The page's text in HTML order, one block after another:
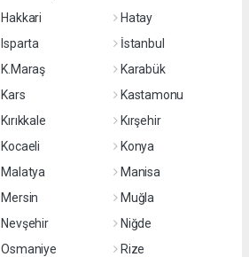
Hakkari
Hatay
Isparta
İstanbul
K.Maraş
Karabük
Kars
Kastamonu
Kırıkkale
Kırşehir
Kocaeli
Konya
Malatya
Manisa
Mersin
Muğla
Nevşehir
Niğde
Osmaniye
Rize